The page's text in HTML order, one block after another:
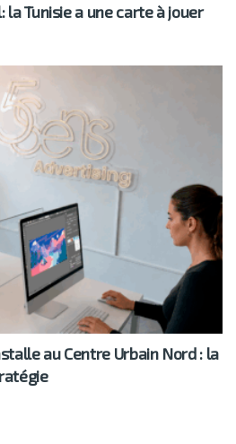
Tunisie a une carte à jouer
au Centre Urbain Nord : la